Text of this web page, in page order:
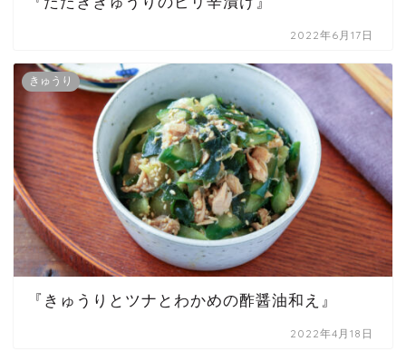
2022年6月17日
きゅうり
『きゅうりとツナとわかめの酢醤油和え』
2022年4月18日